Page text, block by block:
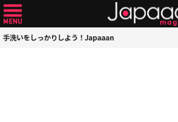
手洗いをしっかりしよう！Japaaan